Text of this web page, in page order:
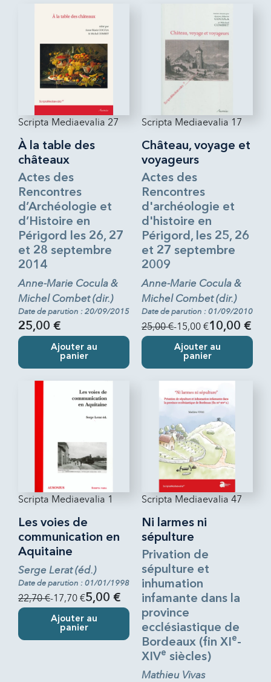
Scripta Mediaevalia 27
À la table des
châteaux
Actes des
Rencontres
d’Archéologie et
d’Histoire en
Périgord les 26, 27
et 28 septembre
2014
Anne-Marie Cocula &
Michel Combet (dir.)
Date de parution : 20/09/2015
25,00 €
Ajouter au
panier
Scripta Mediaevalia 17
Château, voyage et
voyageurs
Actes des
Rencontres
d'archéologie et
d'histoire en
Périgord, les 25, 26
et 27 septembre
2009
Anne-Marie Cocula &
Michel Combet (dir.)
Date de parution : 01/09/2010
25,00 €-15,00 €10,00 €
Ajouter au
panier
Scripta Mediaevalia 1
Les voies de
communication en
Aquitaine
Serge Lerat (éd.)
Date de parution : 01/01/1998
22,70 €-17,70 €5,00 €
Ajouter au
panier
Scripta Mediaevalia 47
Ni larmes ni
sépulture
Privation de
sépulture et
inhumation
infamante dans la
province
ecclésiastique de
Bordeaux (fin XI e-
XIVe siècles)
Mathieu Vivas